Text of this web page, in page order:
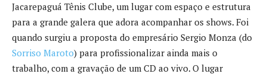
Jacarepaguá Tênis Clube, um lugar com espaço e estrutura
para a grande galera que adora acompanhar os shows. Foi
quando surgiu a proposta do empresário Sergio Monza (do
Sorriso Maroto) para profissionalizar ainda mais o
trabalho, com a gravação de um CD ao vivo. O lugar